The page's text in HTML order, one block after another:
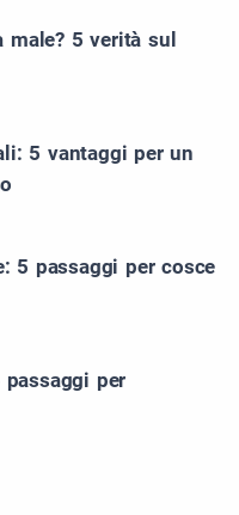
5 verità sul
5 vantaggi per un
5 passaggi per cosce
per